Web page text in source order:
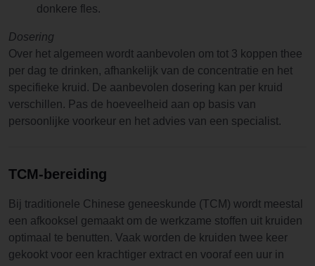
donkere fles.
Dosering
Over het algemeen wordt aanbevolen om tot 3 koppen thee
per dag te drinken, afhankelijk van de concentratie en het
specifieke kruid. De aanbevolen dosering kan per kruid
verschillen. Pas de hoeveelheid aan op basis van
persoonlijke voorkeur en het advies van een specialist.
TCM-bereiding
Bij traditionele Chinese geneeskunde (TCM) wordt meestal
een afkooksel gemaakt om de werkzame stoffen uit kruiden
optimaal te benutten. Vaak worden de kruiden twee keer
gekookt voor een krachtiger extract en vooraf een uur in